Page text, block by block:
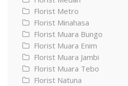
Florist Metro
Florist Minahasa
Florist Muara Bungo
Florist Muara Enim
Florist Muara Jambi
Florist Muara Tebo
Florist Natuna